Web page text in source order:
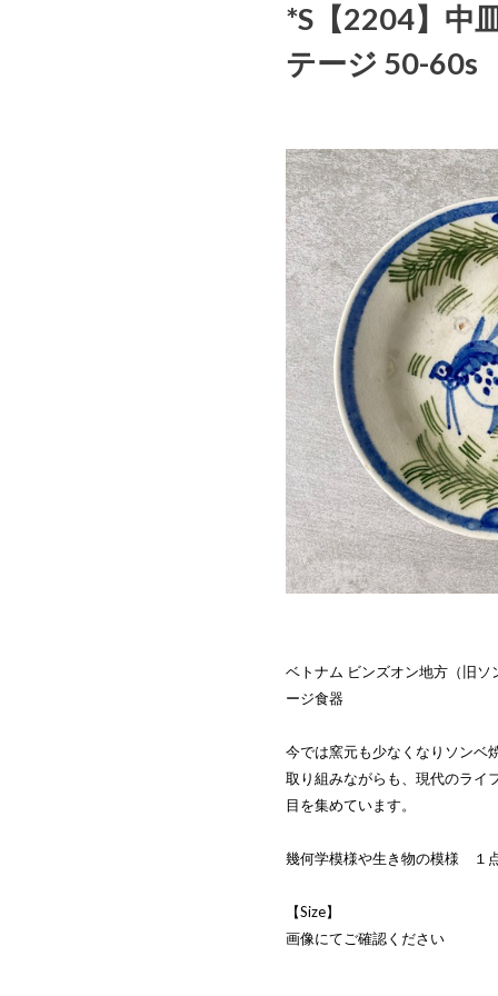
*S【2204】中
テージ 50-60s
ベトナム ビンズオン地方（旧
ージ食器
今では窯元も少なくなりソンベ
取り組みながらも、現代のライ
目を集めています。
幾何学模様や生き物の模様 １
【Size】
画像にてご確認ください